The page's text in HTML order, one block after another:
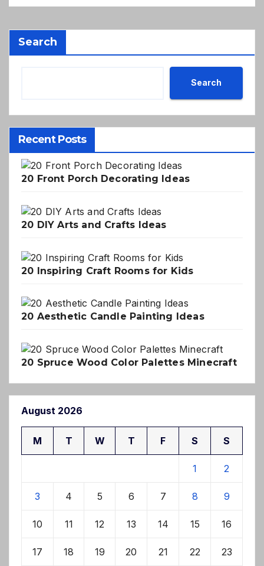
Search
Search
Recent Posts
20 Front Porch Decorating Ideas
20 DIY Arts and Crafts Ideas
20 Inspiring Craft Rooms for Kids
20 Aesthetic Candle Painting Ideas
20 Spruce Wood Color Palettes Minecraft
August 2026
M T W T F S S
1 2
3 4 5 6 7 8 9
10 11 12 13 14 15 16
17 18 19 20 21 22 23